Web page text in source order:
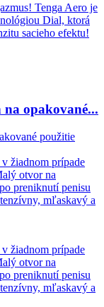
Tenga Aero je
Dial, ktorá
sacieho efektu!
opakované...
žiadnom prípade
otvor na
preniknutí penisu
mľaskavý a
žiadnom prípade
otvor na
preniknutí penisu
mľaskavý a